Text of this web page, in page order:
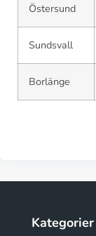
Östersund
Sundsvall
Borlänge
Kategorier